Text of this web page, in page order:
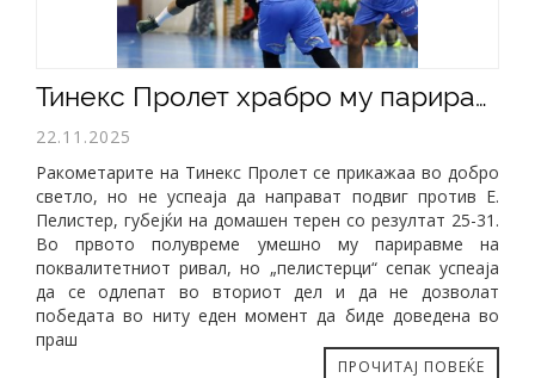
Тинекс Пролет храбро му парирашe едно полувреме на шампионот
22.11.2025
Ракометарите на Тинекс Пролет се прикажаа во добро
светло, но не успеаја да направат подвиг против Е.
Пелистер, губејќи на домашен терен со резултат 25-31.
Во првото полувреме умешно му париравме на
поквалитетниот ривал, но „пелистерци“ сепак успеаја
да се одлепат во вториот дел и да не дозволат
победата во ниту еден момент да биде доведена во
праш
ПРОЧИТАЈ ПОВЕЌЕ